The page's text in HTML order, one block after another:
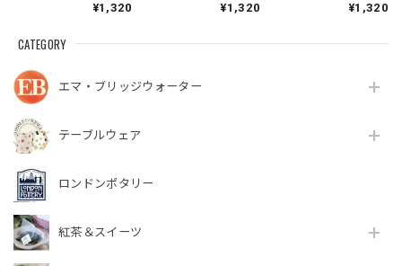
CATEGORY
エマ・ブリッジウォーター
テーブルウェア
ロンドンポタリー
紅茶＆スイーツ
¥1,320 ¥1,320 ¥1,320